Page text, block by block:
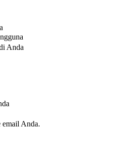
Anda
email Anda.